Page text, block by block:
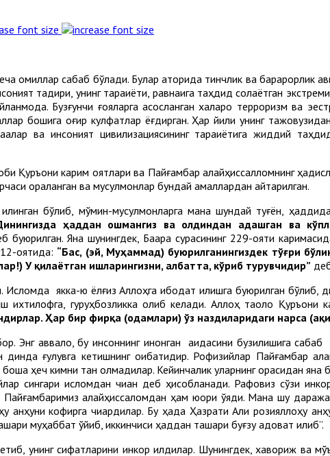
font size
омиллар сабаб бўлади. Булар қаторида тинчлик ва барқарорлик
тақдири, унинг тараққиёти, равнақига таҳдид солаётган
Бузғунчи ғояларга асосланган халқаро терроризм ва
бошига оғир кулфатлар ёғдирган. Ҳар йили унинг
ва инсоният цивилизациясининг тараққиётига жиддий
Қуръони карим оятлари ва Пайғамбар алайҳиссалломнинг
қораланган ва мусулмонлар бундай амаллардан қайтарилган.
бўлиб, мўмин-мусулмонларга мана шундай туғён,
ҳаддан ошмангиз ва олдиндан адашган ва
буюрилган. Яна шунингдек, Бақара сурасининг 229-ояти
оятида: “Бас, (эй, Муҳаммад) буюрилганингиздек тўғри
У қилаётган ишларингизни, албатта, кўриб турувчидир”
якка-ю ёлғиз Аллоҳга ибодат қилишга буюрилган бўлиб,
ихтилофга, гуруҳбозликка олиб келади. Аллоҳ таоло Қуръони
Ҳар бир фирқа (одамлари) ўз наздиларидаги нарса
Энг аввало, бу инсоннинг инонган ақидасини бузилишига
ғулувга кетишнинг оқибатидир. Рофизийлар Пайғамбар
ҳеч кимни тан олмадилар. Кейинчалик уларнинг орасидан яна
сингари исломдан чиққан деб ҳисобланади. Рафовиз сўзи
алайҳиссаломдан ҳам юқори қўяди. Мана шу
анҳуни кофирга чиқардилар. Бу ҳақда Ҳазрати Али розияллоҳу
муҳаббат қўйиб, иккинчиси ҳаддан ташқари буғзу адоват қилиб”.
унинг сифатларини инкор қилдилар. Шунингдек, хавориж ва